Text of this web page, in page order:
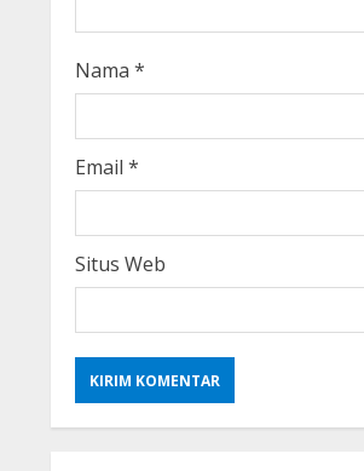
d
i
n
g
Nama *
Email *
Situs Web